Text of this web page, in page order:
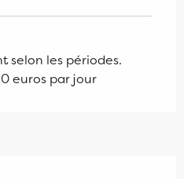
selon les périodes.
euros par jour